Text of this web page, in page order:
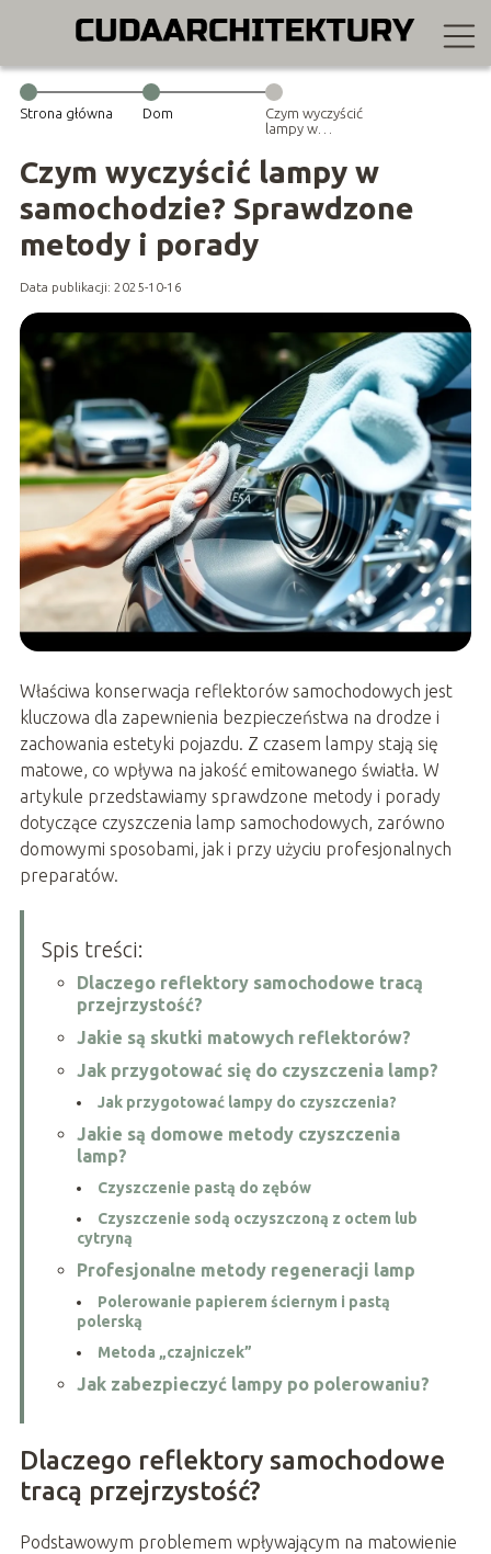
Strona główna Dom
Czym wyczyścić
lampy w
Sprawdzone
metody i
Czym wyczyścić lampy w
samochodzie? Sprawdzone
metody i porady
Data publikacji: 2025-10-16
Właściwa konserwacja reflektorów samochodowych jest
kluczowa dla zapewnienia bezpieczeństwa na drodze i
zachowania estetyki pojazdu. Z czasem lampy stają się
matowe, co wpływa na jakość emitowanego światła. W
artykule przedstawiamy sprawdzone metody i porady
dotyczące czyszczenia lamp samochodowych, zarówno
domowymi sposobami, jak i przy użyciu profesjonalnych
preparatów.
Spis treści:
Dlaczego reflektory samochodowe tracą
przejrzystość?
Jakie są skutki matowych reflektorów?
Jak przygotować się do czyszczenia lamp?
Jak przygotować lampy do czyszczenia?
Jakie są domowe metody czyszczenia
lamp?
Czyszczenie pastą do zębów
Czyszczenie sodą oczyszczoną z octem lub
cytryną
Profesjonalne metody regeneracji lamp
Polerowanie papierem ściernym i pastą
polerską
Metoda „czajniczek”
Jak zabezpieczyć lampy po polerowaniu?
Dlaczego reflektory samochodowe
tracą przejrzystość?
Podstawowym problemem wpływającym na matowienie